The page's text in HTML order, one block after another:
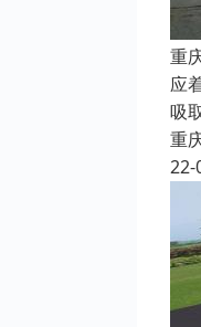
重
应
吸
重
22-